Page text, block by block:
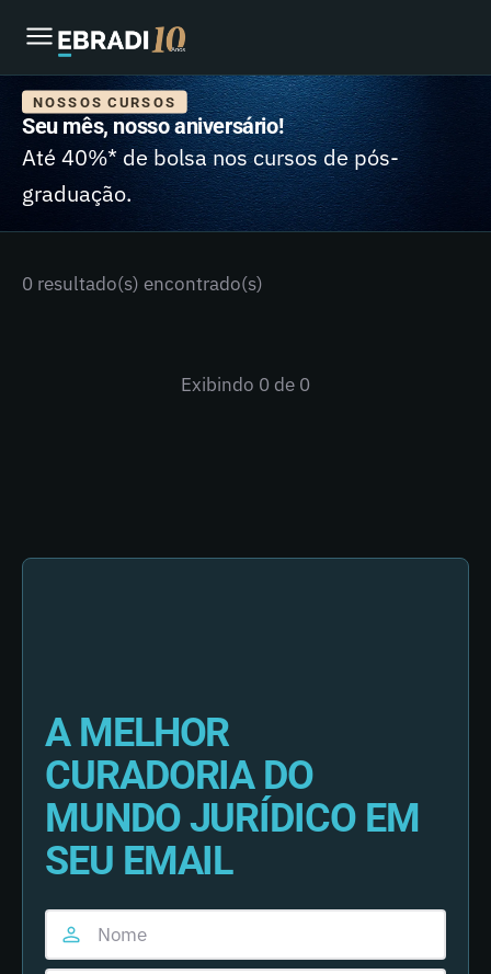
NOSSOS CURSOS
Seu mês, nosso aniversário!
Até 40%* de bolsa nos cursos de pós-
graduação.
0 resultado(s) encontrado(s)
Exibindo 0 de 0
A MELHOR
CURADORIA DO
MUNDO JURÍDICO EM
SEU EMAIL